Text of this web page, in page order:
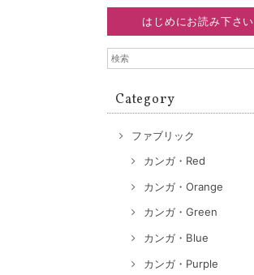
はじめにお読み下さい
Category
ファブリック
カンガ・Red
カンガ・Orange
カンガ・Green
カンガ・Blue
カンガ・Purple